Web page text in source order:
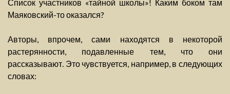
Список участников «тайной школы»! Каким боком там
Маяковский-то оказался?
Авторы, впрочем, сами находятся в некоторой
растерянности, подавленные тем, что они
рассказывают. Это чувствуется, например, в следующих
словах: